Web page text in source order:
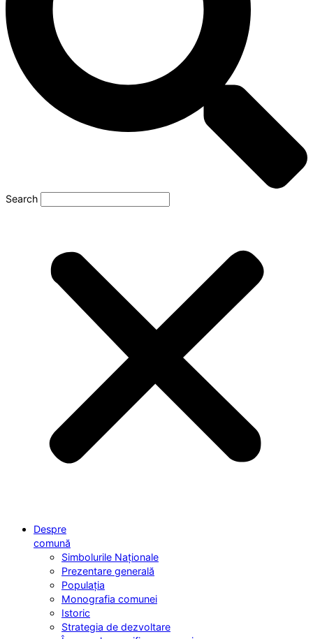
Search
Despre
comună
Simbolurile Naționale
Prezentare generală
Populația
Monografia comunei
Istoric
Strategia de dezvoltare